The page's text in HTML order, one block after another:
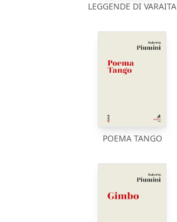
LEGGENDE DI VARAITA
POEMA TANGO